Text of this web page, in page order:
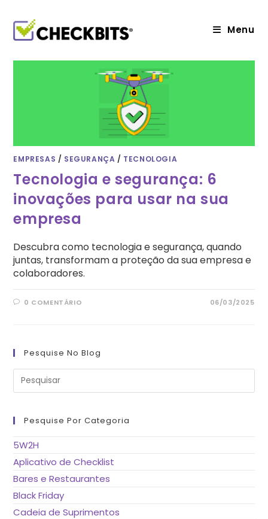
conteúdo
Menu
EMPRESAS / SEGURANÇA / TECNOLOGIA
Tecnologia e segurança: 6
inovações para usar na sua
empresa
Descubra como tecnologia e segurança, quando
juntas, transformam a proteção da sua empresa e
colaboradores.
0 COMENTÁRIO 06/03/2025
Pesquise No Blog
Pesquise Por Categoria
5W2H
Aplicativo de Checklist
Bares e Restaurantes
Black Friday
Cadeia de Suprimentos